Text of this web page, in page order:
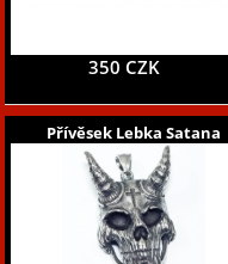
350 CZK
Přívěsek Lebka Satana